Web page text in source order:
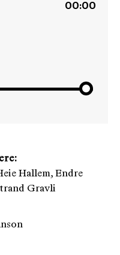
00:00
Hallem, Endre
Gravli